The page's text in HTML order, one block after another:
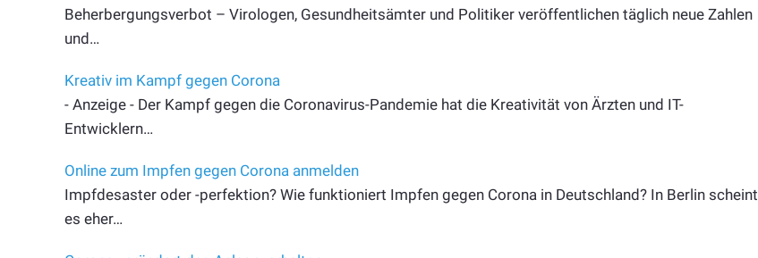
Beherbergungsverbot – Virologen, Gesundheitsämter und Politiker veröffentlichen täglich neue Zahlen
und…
Kreativ im Kampf gegen Corona
- Anzeige - Der Kampf gegen die Coronavirus-Pandemie hat die Kreativität von Ärzten und IT-
Entwicklern…
Online zum Impfen gegen Corona anmelden
Impfdesaster oder -perfektion? Wie funktioniert Impfen gegen Corona in Deutschland? In Berlin scheint
es eher…